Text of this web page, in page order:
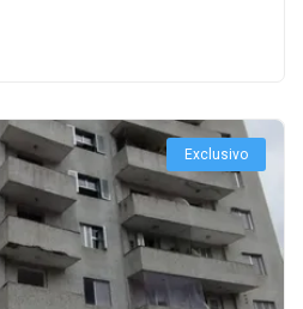
Exclusivo